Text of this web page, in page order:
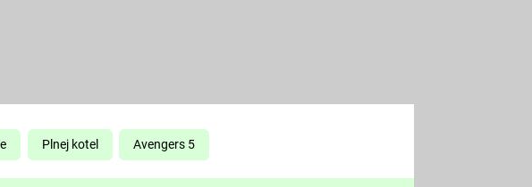
KOMEDIE
CHUCK
NORRIS
Prima LAJK
Plnej kotel Avengers 5